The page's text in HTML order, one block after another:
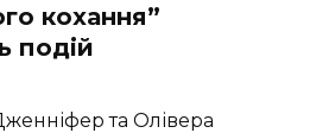
кохання”
подій
та Олівера